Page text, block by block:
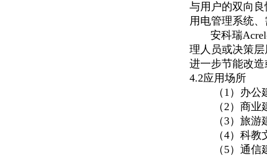
与用户的双向
用电管理系统
安科瑞Acrel-
理人员或决策
进一步节能改
4.2应用场所
（1）办
（2）商
（3）旅
（4）科
（5）通